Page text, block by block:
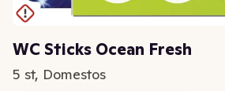
WC Sticks Ocean Fresh
5 st, Domestos